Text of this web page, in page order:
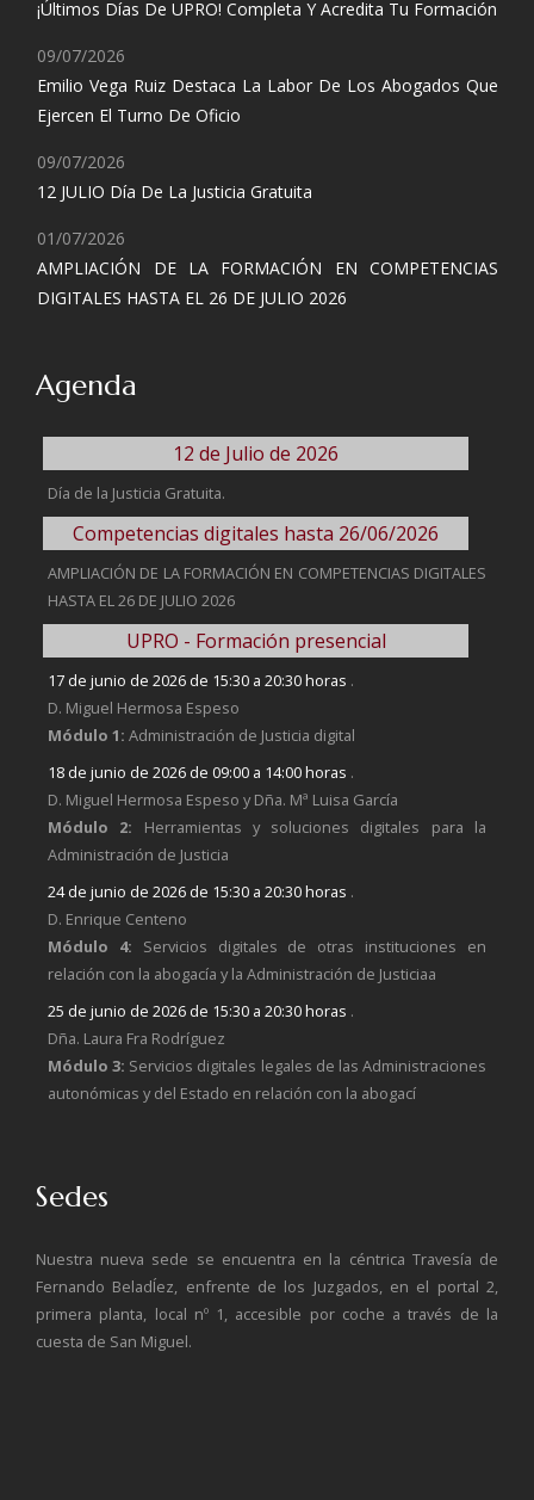
¡Últimos Días De UPRO! Completa Y Acredita Tu Formación
09/07/2026
Emilio Vega Ruiz Destaca La Labor De Los Abogados Que
Ejercen El Turno De Oficio
09/07/2026
12 JULIO Día De La Justicia Gratuita
01/07/2026
AMPLIACIÓN DE LA FORMACIÓN EN COMPETENCIAS
DIGITALES HASTA EL 26 DE JULIO 2026
Agenda
12 de Julio de 2026
Día de la Justicia Gratuita.
Competencias digitales hasta 26/06/2026
AMPLIACIÓN DE LA FORMACIÓN EN COMPETENCIAS DIGITALES
HASTA EL 26 DE JULIO 2026
UPRO - Formación presencial
17 de junio de 2026 de 15:30 a 20:30 horas .
D. Miguel Hermosa Espeso
Módulo 1: Administración de Justicia digital
18 de junio de 2026 de 09:00 a 14:00 horas .
D. Miguel Hermosa Espeso y Dña. Mª Luisa García
Módulo 2: Herramientas y soluciones digitales para la
Administración de Justicia
24 de junio de 2026 de 15:30 a 20:30 horas .
D. Enrique Centeno
Módulo 4: Servicios digitales de otras instituciones en
relación con la abogacía y la Administración de Justiciaa
25 de junio de 2026 de 15:30 a 20:30 horas .
Dña. Laura Fra Rodríguez
Módulo 3: Servicios digitales legales de las Administraciones
autonómicas y del Estado en relación con la abogací
Sedes
Nuestra nueva sede se encuentra en la céntrica Travesía de
Fernando BeladÍez, enfrente de los Juzgados, en el portal 2,
primera planta, local nº 1, accesible por coche a través de la
cuesta de San Miguel.